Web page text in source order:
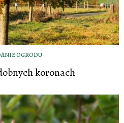
OGRODU
koronach